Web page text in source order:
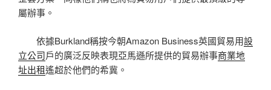
屬辦事。
依據Burkland稱按今朝Amazon Business英國貿易用設
立公司戶的廣泛反映表現亞馬遜所提供的貿易辦事商業地
址出租遙超於他們的希冀。